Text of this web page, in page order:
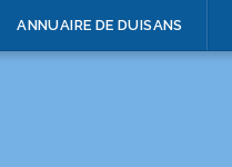
ANNUAIRE DE DUISANS